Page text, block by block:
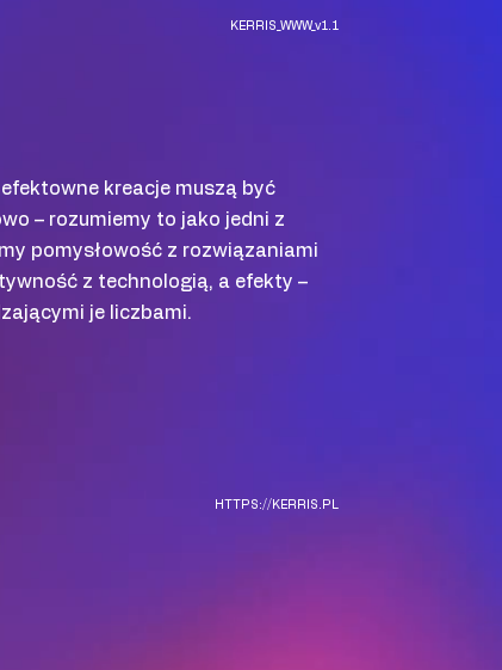
KERRIS_WWW_v1.1
kreacje muszą być
– rozumiemy to jako jedni z
pomysłowość z rozwiązaniami
z technologią, a efekty –
je liczbami.
HTTPS://KERRIS.PL